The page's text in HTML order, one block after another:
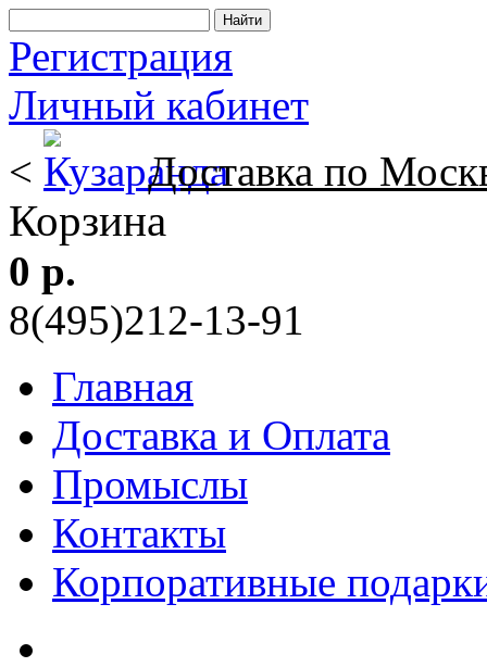
Регистрация
Личный кабинет
<
Доставка по
Корзина
0 р.
8(495)212-13-91
Главная
Доставка и Оплата
Промыслы
Контакты
Корпоративные